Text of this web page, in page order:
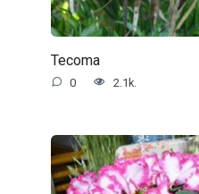
Tecoma
0 2.1k.